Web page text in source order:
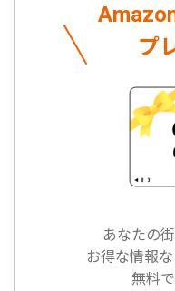
プ
あなたの
お得な情報
無料